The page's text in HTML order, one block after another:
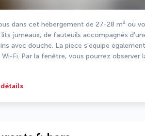
dans cet hébergement de 27-28 m² où
jumeaux, de fauteuils accompagnés
avec douche. La pièce s'équipe
Fi. Par la fenêtre, vous pourrez observer
détails